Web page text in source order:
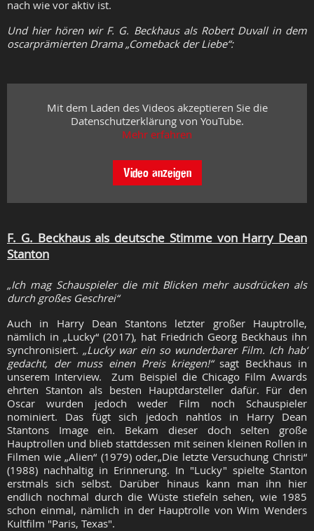
nach wie vor aktiv ist.
Und hier hören wir F. G. Beckhaus als Robert Duvall in dem
oscarprämierten Drama „Comeback der Liebe“:
Mit dem Laden des Videos akzeptieren Sie die
Datenschutzerklärung von YouTube.
Mehr erfahren
Video anzeigen
F. G. Beckhaus als deutsche Stimme von Harry Dean
Stanton
„Ich mag Schauspieler die mit Blicken mehr ausdrücken als
durch großes Geschrei“
Auch in Harry Dean Stantons letzter großer Hauptrolle,
nämlich in „Lucky“ (2017), hat Friedrich Georg Beckhaus ihn
synchronisiert. „Lucky war ein so wunderbarer Film. Ich hab‘
gedacht, der muss einen Preis kriegen!“ sagt Beckhaus in
unserem Interview.
Zum Beispiel die Chicago Film Awards
ehrten Stanton als besten Hauptdarsteller dafür. Für den
Oscar wurden jedoch weder Film noch Schauspieler
nominiert. Das fügt sich jedoch nahtlos in Harry Dean
Stantons Image ein. Bekam dieser doch selten große
Hauptrollen und blieb stattdessen mit seinen kleinen Rollen in
Filmen wie „Alien“ (1979) oder„Die letzte Versuchung Christi“
(1988) nachhaltig in Erinnerung. In "Lucky" spielte Stanton
erstmals sich selbst. Darüber hinaus kann man ihn hier
endlich nochmal durch die Wüste stiefeln sehen, wie 1985
schon einmal, nämlich in der Hauptrolle von Wim Wenders
Kultfilm "Paris, Texas".